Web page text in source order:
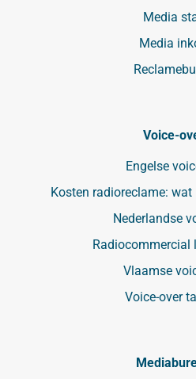
Media
Media
Voice-
Engelse
Kosten radioreclame:
Nederlandse
Radiocommercial
Vlaamse
Voice-over